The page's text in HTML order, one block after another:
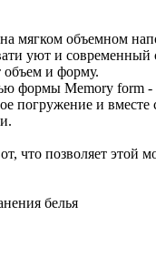
мягком объемном
уют и современный
объем и форму.
формы Memory form -
погружение и вместе
что позволяет этой
белья